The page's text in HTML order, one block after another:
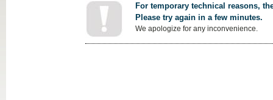
For temporary technical reasons,
Please try again in a few minutes.
We apologize for any inconvenience.